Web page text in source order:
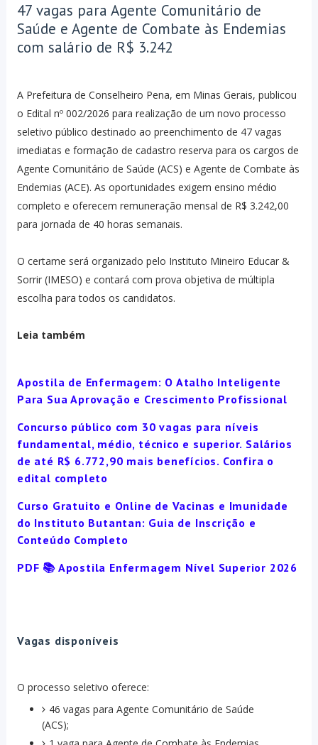
47 vagas para Agente Comunitário de
Saúde e Agente de Combate às Endemias
com salário de R$ 3.242
A Prefeitura de Conselheiro Pena, em Minas Gerais, publicou
o Edital nº 002/2026 para realização de um novo processo
seletivo público destinado ao preenchimento de 47 vagas
imediatas e formação de cadastro reserva para os cargos de
Agente Comunitário de Saúde (ACS) e Agente de Combate às
Endemias (ACE). As oportunidades exigem ensino médio
completo e oferecem remuneração mensal de R$ 3.242,00
para jornada de 40 horas semanais.
O certame será organizado pelo Instituto Mineiro Educar &
Sorrir (IMESO) e contará com prova objetiva de múltipla
escolha para todos os candidatos.
Leia também
Apostila de Enfermagem: O Atalho Inteligente
Para Sua Aprovação e Crescimento Profissional
Concurso público com 30 vagas para níveis
fundamental, médio, técnico e superior. Salários
de até R$ 6.772,90 mais benefícios. Confira o
edital completo
Curso Gratuito e Online de Vacinas e Imunidade
do Instituto Butantan: Guia de Inscrição e
Conteúdo Completo
PDF 📚 Apostila Enfermagem Nível Superior 2026
Vagas disponíveis
O processo seletivo oferece:
46 vagas para Agente Comunitário de Saúde
(ACS);